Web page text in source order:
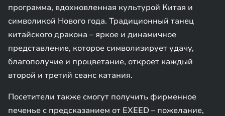
программа, вдохновленная культурой Китая и
символикой Нового года. Традиционный танец
китайского дракона – яркое и динамичное
представление, которое символизирует удачу,
благополучие и процветание, откроет каждый
второй и третий сеанс катания.
Посетители также смогут получить фирменное
печенье с предсказанием от EXEED – пожелание,